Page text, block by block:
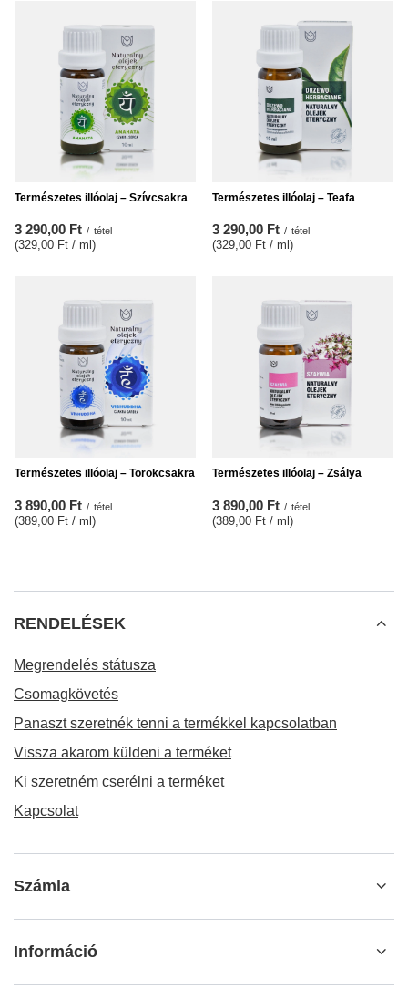
Természetes illóolaj – Szívcsakra
3 290,00 Ft / tétel
(329,00 Ft / ml )
Természetes illóolaj – Teafa
3 290,00 Ft / tétel
(329,00 Ft / ml )
Természetes illóolaj – Torokcsakra
3 890,00 Ft / tétel
(389,00 Ft / ml)
Természetes illóolaj – Zsálya
3 890,00 Ft / tétel
(389,00 Ft / ml)
RENDELÉSEK
Megrendelés státusza
Csomagkövetés
Panaszt szeretnék tenni a termékkel kapcsolatban
Vissza akarom küldeni a terméket
Ki szeretném cserélni a terméket
Kapcsolat
Számla
Információ